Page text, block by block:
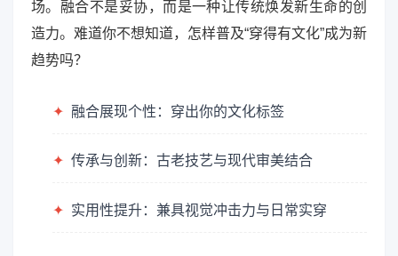
场。融合不是妥协，而是一种让传统焕发新生命的创
造力。难道你不想知道，怎样普及“穿得有文化”成为新
趋势吗？
✦ 融合展现个性：穿出你的文化标签
✦ 传承与创新：古老技艺与现代审美结合
✦ 实用性提升：兼具视觉冲击力与日常实穿